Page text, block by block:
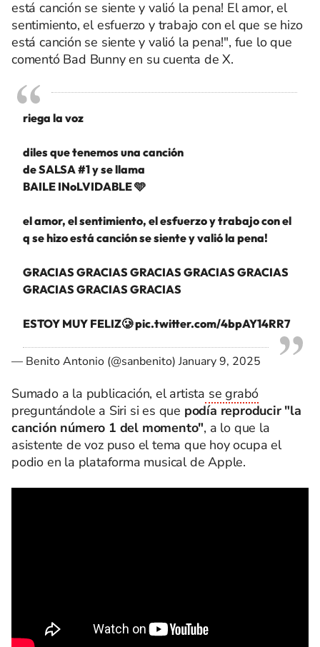
está canción se siente y valió la pena! El amor, el
sentimiento, el esfuerzo y trabajo con el que se hizo
está canción se siente y valió la pena!", fue lo que
comentó Bad Bunny en su cuenta de X.
riega la voz
diles que tenemos una canción
de SALSA #1 y se llama
BAILE INoLVIDABLE 🩵
el amor, el sentimiento, el esfuerzo y trabajo con el
q se hizo está canción se siente y valió la pena!
GRACIAS GRACIAS GRACIAS GRACIAS GRACIAS
GRACIAS GRACIAS GRACIAS
ESTOY MUY FELIZ🥲pic.twitter.com/4bpAY14RR7
— Benito Antonio (@sanbenito)January 9, 2025
Sumado a la publicación, el artista se grabó
preguntándole a Siri si es que podía reproducir "la
canción número 1 del momento", a lo que la
asistente de voz puso el tema que hoy ocupa el
podio en la plataforma musical de Apple.